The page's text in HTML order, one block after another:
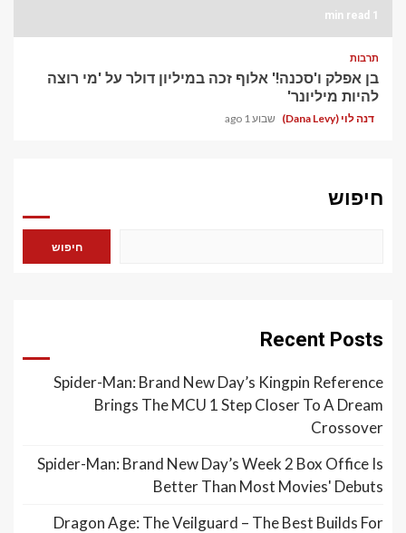
1 min read
תרבות
בן אפלק ו'סכנה!' אלוף זכה במיליון דולר על 'מי רוצה
להיות מיליונר'
דנה לוי (Dana Levy) שבוע 1 ago
חיפוש
חיפוש
Recent Posts
Spider-Man: Brand New Day’s Kingpin Reference
Brings The MCU 1 Step Closer To A Dream
Crossover
Spider-Man: Brand New Day’s Week 2 Box Office Is
Better Than Most Movies' Debuts
Dragon Age: The Veilguard – The Best Builds For